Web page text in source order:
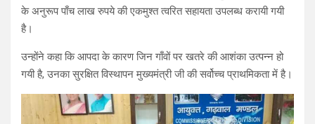
के अनुरूप पाँच लाख रुपये की एकमुश्त त्वरित सहायता उपलब्ध करायी गयी
है।
उन्होंने कहा कि आपदा के कारण जिन गाँवों पर खतरे की आशंका उत्पन्न हो
गयी है, उनका सुरक्षित विस्थापन मुख्यमंत्री जी की सर्वोच्च प्राथमिकता में है।